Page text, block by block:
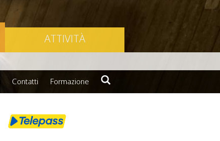
ATTIVITÀ
Contatti Formazione